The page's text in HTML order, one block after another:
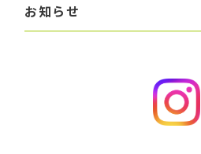
お知らせ